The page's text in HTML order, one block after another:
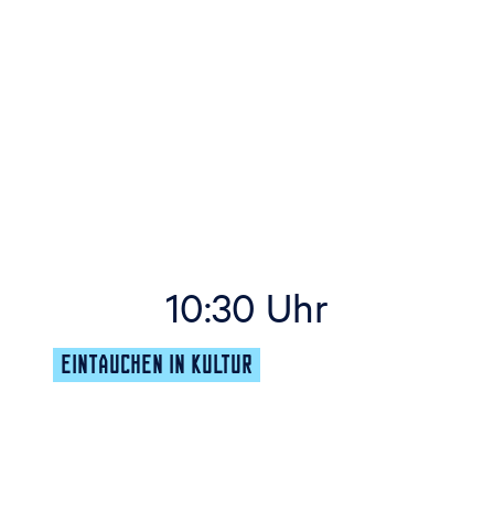
10:30 Uhr
EINTAUCHEN IN KULTUR